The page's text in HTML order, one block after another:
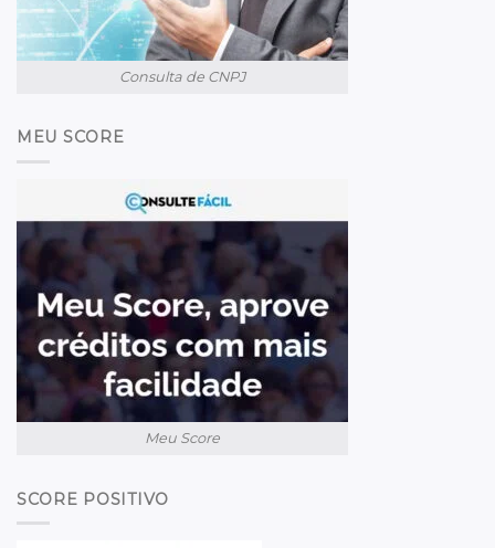
Consulta de CNPJ
MEU SCORE
Meu Score
SCORE POSITIVO